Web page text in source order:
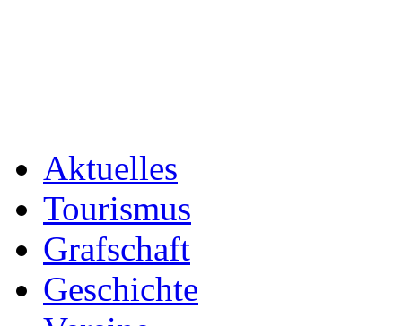
Aktuelles
Tourismus
Grafschaft
Geschichte